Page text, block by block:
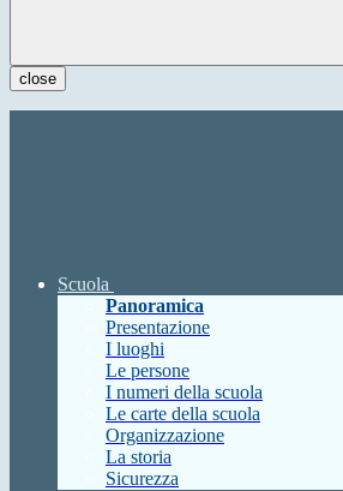
close
Scuola
Panoramica
Presentazione
I luoghi
Le persone
I numeri della scuola
Le carte della scuola
Organizzazione
La storia
Sicurezza